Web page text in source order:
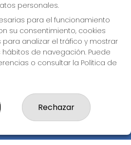
personales.
para el funcionamiento
su consentimiento, cookies
analizar el tráfico y mostrar
de navegación. Puede
o consultar la Política de
Rechazar